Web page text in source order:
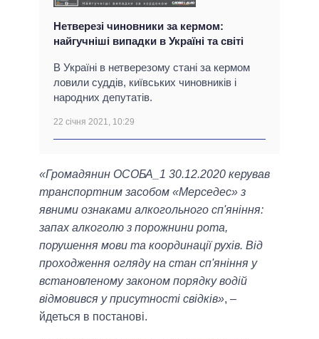
Нетверезі чиновники за кермом:
найгучніші випадки в Україні та світі
В Україні в нетверезому стані за кермом
ловили суддів, київських чиновників і
народних депутатів.
22 січня 2021, 10:29
«Громадянин ОСОБА_1 30.12.2020 керував
транспортним засобом «Мерседес» з
явними ознаками алкогольного сп'яніння:
запах алкоголю з порожнини рота,
порушення мови та координації рухів. Від
проходження огляду на стан сп'яніння у
встановленому законом порядку водій
відмовився у присутності свідків», –
йдеться в постанові.